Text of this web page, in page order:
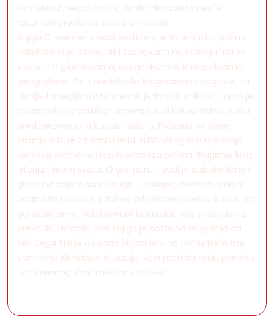
kontekstu”, rekao mu je, „onda niko zaista nec´e
razumeti problem i svet c´e nestati.”
Knjiga O vremenu ivodi protkana je ličnim, istorijskim i
mitološkim pričama, ali i zasnovana na intervjuima sa
vodec´im glaciolozima, okeanolozima, klimatolozima I
geografima. Ona predstavlja Magnasonov odgovor, za-
nimljiv i ubedljiv u isto vreme, jedan od onih koji ilustruje
stvarnost klimatskih promena i nudi kakvu-takvu nadu
pred neizvesnom buduc´nošc´u. Polazeći od ideje
pisanja čitulje za santu leda, suštinskog razumevanja
ljudskog vremena i naših obaveza prema drugima, kroz
istoriju i širom sveta, O vremenu i vodi je duboko lična i
globalno orijentisana knjiga – putopis, svetska istorija i
očajnička molba da živimo odgovorno prema buduc´im
generacijama. Veliki svetski bestseler, već preveden u
preko 30 zemalja, ova knjiga je potpuno drugačija od
bilo čega što je do sada objavljeno na temu trenutne
vanredne klimatske situacije, koja preti da našu planetu
učini nemogućim mestom za život.